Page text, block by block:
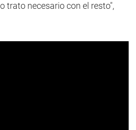
trato necesario con el resto",